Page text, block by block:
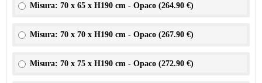
Misura: 70 x 65 x H190 cm - Opaco (264.90 €)
Misura: 70 x 70 x H190 cm - Opaco (267.90 €)
Misura: 70 x 75 x H190 cm - Opaco (272.90 €)